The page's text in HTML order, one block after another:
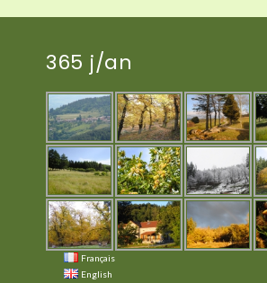
365 j/an
Français
English